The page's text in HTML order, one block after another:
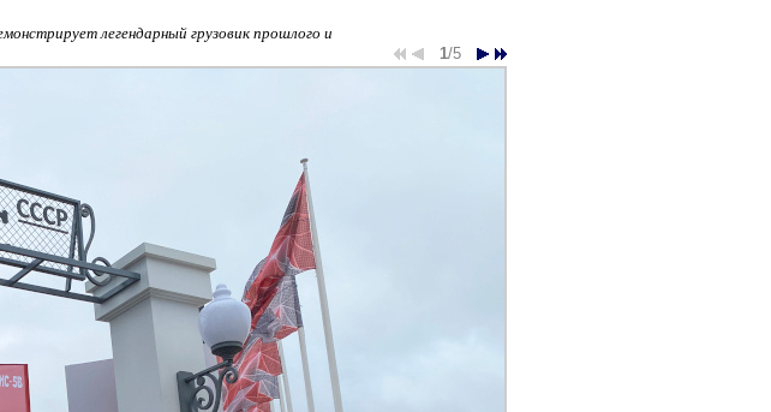
легендарный грузовик прошлого и
1/5